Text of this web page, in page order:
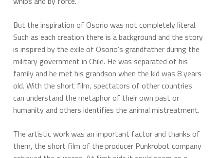
But the inspiration of Osorio was not completely literal.
Such as each creation there is a background and the story
is inspired by the exile of Osorio’s grandfather during the
military government in Chile. He was separated of his
family and he met his grandson when the kid was 8 years
old. With the short film, spectators of other countries
can understand the metaphor of their own past or
humanity and others identifies the animal mistreatment.
The artistic work was an important factor and thanks of
them, the short film of the producer Punkrobot company